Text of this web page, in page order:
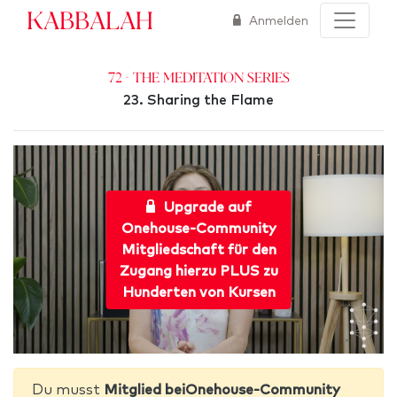
Kabbalah Anmelden
72 - The Meditation Series
23. Sharing the Flame
Upgrade auf
Onehouse-Community
Mitgliedschaft für den
Zugang hierzu PLUS zu
Hunderten von Kursen
Du musst Mitglied beiOnehouse-Community